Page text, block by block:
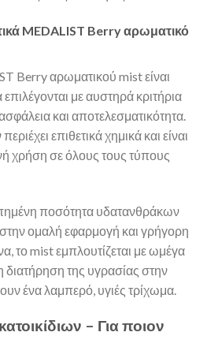
MEDALIST Berry αρωματικό
Berry αρωματικού mist είναι
με αυστηρά κριτήρια
και αποτελεσματικότητα.
επιθετικά χημικά και είναι
χρήση σε όλους τους τύπους
ποσότητα υδατανθράκων
ομαλή εφαρμογή και γρήγορη
το mist εμπλουτίζεται με ωμέγα
της υγρασίας στην
ένα λαμπερό, υγιές τρίχωμα.
– Για ποιον